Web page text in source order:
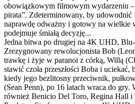
obowiązkowym filmowym wydarzeniu
pirata”. Zdeterminowany, by udowodnić
naprawdę odważny i gotowy na wielkie
podejmuje śmiałą decyzję...
Jedna bitwa po drugiej na 4K UHD,
Zrezygnowany rewolucjonista Bob
trawkę i żyje w paranoi z córką, Willą
stawić czoła przeszłości Boba i uciekać,
kiedy jego bezlitosny przeciwnik,
(Sean Penn), po 16 latach wraca do gry.
również Benicio Del Toro, Regina Hall i